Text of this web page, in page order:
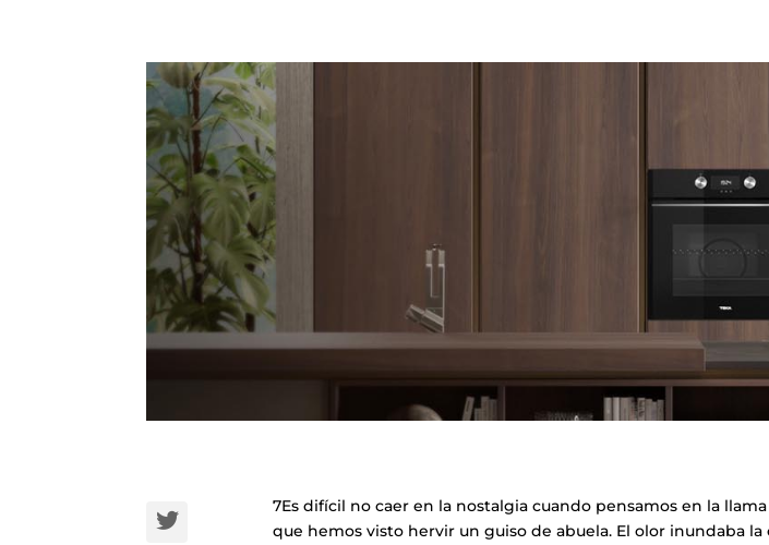
7Es difícil no caer en la nostalgia cuando pensamos en la
que hemos visto hervir un guiso de abuela. El olor inundaba